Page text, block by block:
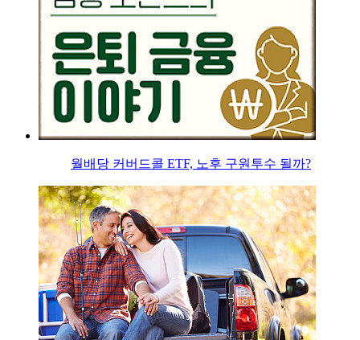
월배당 커버드콜 ETF, 노후 구원투수 될까?